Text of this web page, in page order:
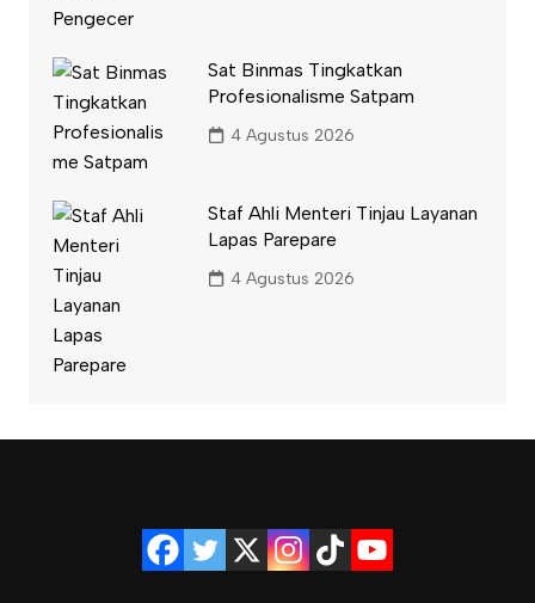
Sat Binmas Tingkatkan
Profesionalisme Satpam
4 Agustus 2026
Staf Ahli Menteri Tinjau Layanan
Lapas Parepare
4 Agustus 2026